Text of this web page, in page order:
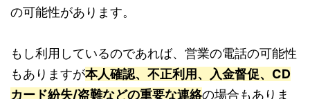
の可能性があります。
もし利用しているのであれば、営業の電話の可能性
もありますが本人確認、不正利用、入金督促、CD
カード紛失/盗難などの重要な連絡の場合もありま